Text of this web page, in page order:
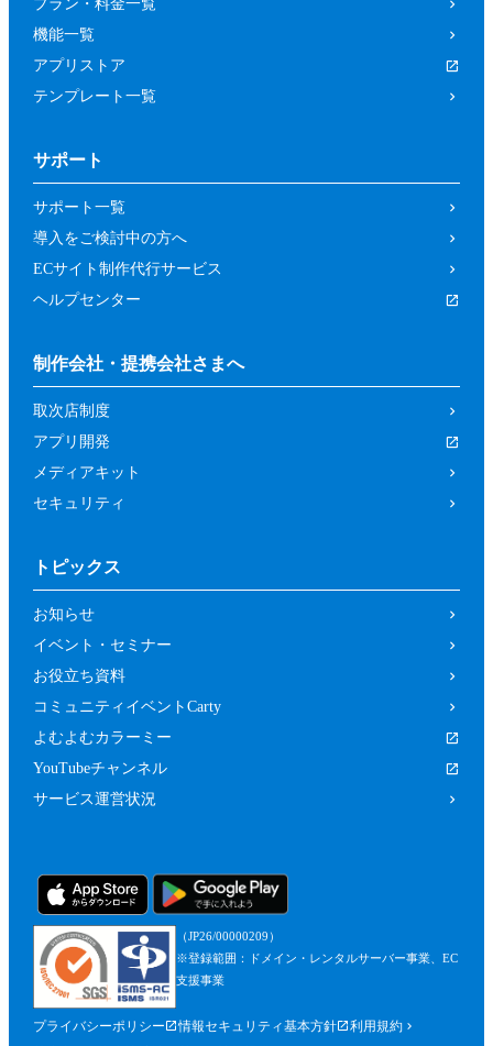
プラン・料金一覧
機能一覧
アプリストア
テンプレート一覧
サポート
サポート一覧
導入をご検討中の方へ
ECサイト制作代行サービス
ヘルプセンター
制作会社・提携会社さまへ
取次店制度
アプリ開発
メディアキット
セキュリティ
トピックス
お知らせ
イベント・セミナー
お役立ち資料
コミュニティイベントCarty
よむよむカラーミー
YouTubeチャンネル
サービス運営状況
（JP26/00000209）
※登録範囲：ドメイン・レンタルサーバー事業、EC
支援事業
プライバシーポリシー 情報セキュリティ基本方針
利用規約